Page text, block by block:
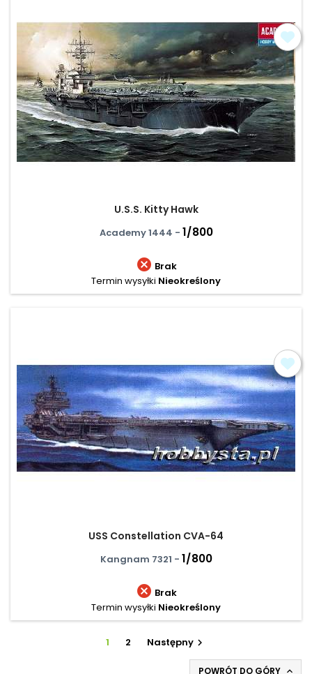
U.S.S. Kitty Hawk
Academy 1444 - 1/800
 Brak
Termin wysyłki Nieokreślony
USS Constellation CVA-64
Kangnam 7321 - 1/800
 Brak
Termin wysyłki Nieokreślony
1 2 Następny 
POWRÓT DO GÓRY 